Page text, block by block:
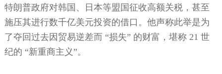
特朗普政府对韩国、日本等盟国征收高额关税，甚至
施压其进行数千亿美元投资的借口。他声称此举是为
了夺回过去因贸易逆差而 “损失” 的财富，堪称21 世
纪的 “新重商主义”。